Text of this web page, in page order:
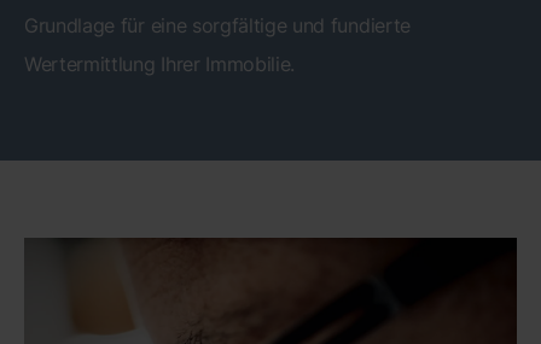
Grundlage für eine sorgfältige und fundierte
Wertermittlung Ihrer Immobilie.